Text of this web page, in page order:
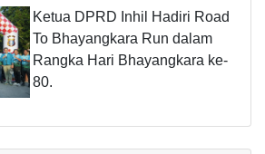
Ketua DPRD Inhil Hadiri Road
To Bhayangkara Run dalam
Rangka Hari Bhayangkara ke-
80.